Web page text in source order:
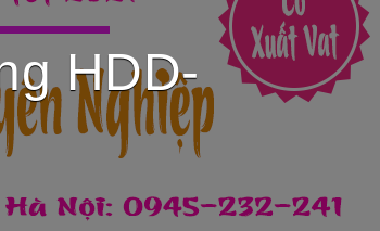
HDD-